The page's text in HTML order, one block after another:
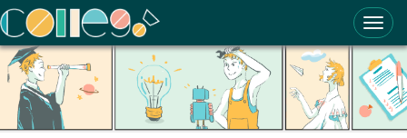
ColleGo! 大學選才與高中育才輔助系統